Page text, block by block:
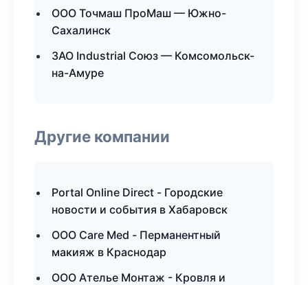
ООО Точмаш ПроМаш — Южно-
Сахалинск
ЗАО Industrial Союз — Комсомольск-
на-Амуре
Другие компании
Portal Online Direct - Городские
новости и события в Хабаровск
ООО Care Med - Перманентный
макияж в Краснодар
ООО Ателье Монтаж - Кровля и